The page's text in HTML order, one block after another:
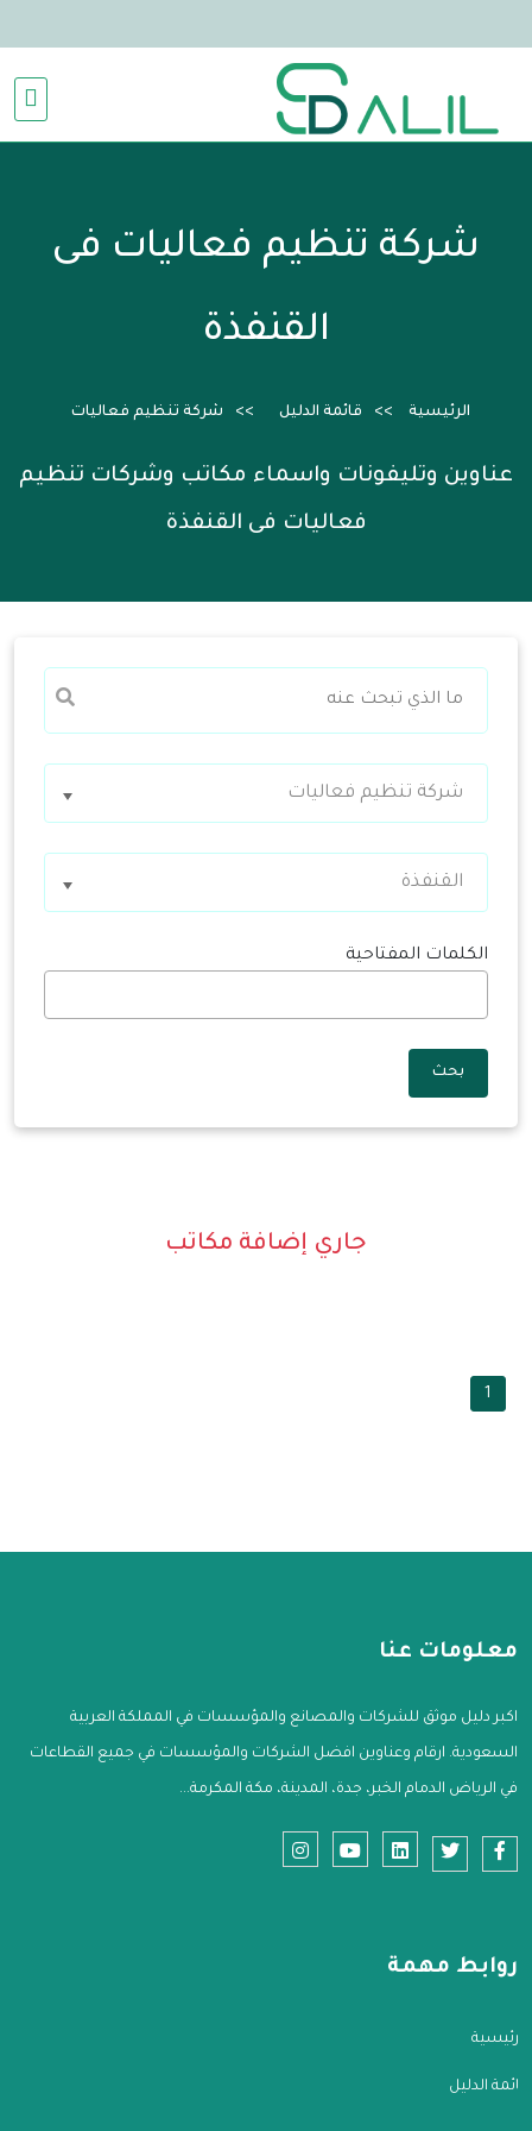
شركة تنظيم فعاليات فى
القنفذة
الرئيسية قائمة الدليل شركة تنظيم فعاليات
عناوين وتليفونات واسماء مكاتب وشركات تنظيم
فعاليات فى القنفذة
شركة تنظيم فعاليات
القنفذة
الكلمات المفتاحية
بحث
جاري إضافة مكاتب
1
معلومات عنا
اكبر دليل موثق للشركات والمصانع والمؤسسات في المملكة العربية
السعودية. ارقام وعناوين افضل الشركات والمؤسسات في جميع القطاعات
في الرياض الدمام الخبر، جدة، المدينة، مكة المكرمة...
روابط مهمة
الرئيسية
قائمة الدليل